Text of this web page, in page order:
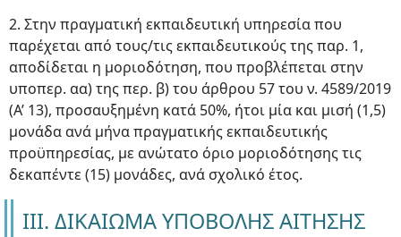
2. Στην πραγματική εκπαιδευτική υπηρεσία που
παρέχεται από τους/τις εκπαιδευτικούς της παρ. 1,
αποδίδεται η μοριοδότηση, που προβλέπεται στην
υποπερ. αα) της περ. β) του άρθρου 57 του ν. 4589/2019
(Α’ 13), προσαυξημένη κατά 50%, ήτοι μία και μισή (1,5)
μονάδα ανά μήνα πραγματικής εκπαιδευτικής
προϋπηρεσίας, με ανώτατο όριο μοριοδότησης τις
δεκαπέντε (15) μονάδες, ανά σχολικό έτος.
ΙΙI. ΔΙΚΑΙΩΜΑ ΥΠΟΒΟΛΗΣ ΑΙΤΗΣΗΣ